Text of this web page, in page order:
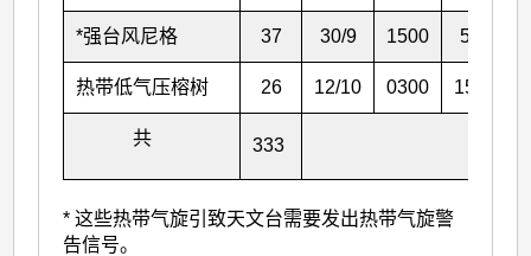
*强台风尼格 37 30/9 1500 5
热带低气压榕树 26 12/10 0300 15
共 333
* 这些热带气旋引致天文台需要发出热带气旋警
告信号。